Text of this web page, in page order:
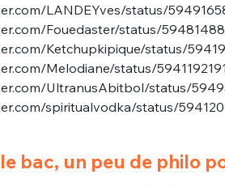
LANDEYves/status/
Fouedaster/status/
Ketchupkipique/status/
Melodiane/status/
UltranusAbitbol/status/
spiritualvodka/status/
bac, un peu de philo
vous